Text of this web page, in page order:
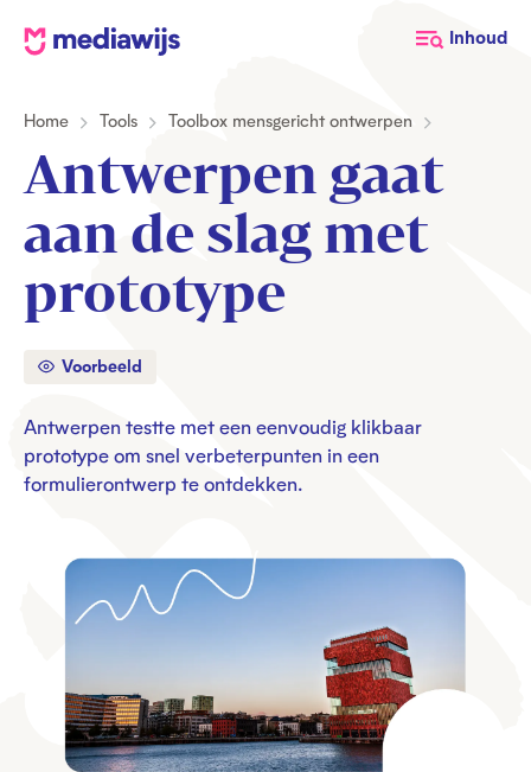
M
i
w
j
s
Inhoud
Home Tools Toolbox mensgericht ontwerpen
Antwerpen gaat
aan de slag met
prototype
Voorbeeld
Antwerpen testte met een eenvoudig klikbaar
prototype om snel verbeterpunten in een
formulierontwerp te ontdekken.